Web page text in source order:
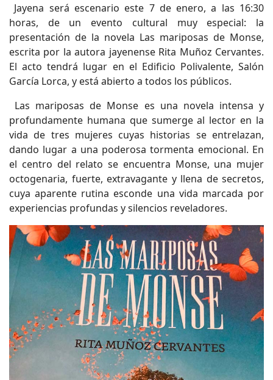
Jayena será escenario este 7 de enero, a las 16:30
horas, de un evento cultural muy especial: la
presentación de la novela Las mariposas de Monse,
escrita por la autora jayenense Rita Muñoz Cervantes.
El acto tendrá lugar en el Edificio Polivalente, Salón
García Lorca, y está abierto a todos los públicos.
Las mariposas de Monse es una novela intensa y
profundamente humana que sumerge al lector en la
vida de tres mujeres cuyas historias se entrelazan,
dando lugar a una poderosa tormenta emocional. En
el centro del relato se encuentra Monse, una mujer
octogenaria, fuerte, extravagante y llena de secretos,
cuya aparente rutina esconde una vida marcada por
experiencias profundas y silencios reveladores.